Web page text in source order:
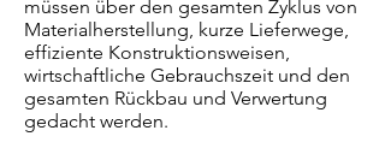
müssen über den gesamten Zyklus von
Materialherstellung, kurze Lieferwege,
effiziente Konstruktionsweisen,
wirtschaftliche Gebrauchszeit und den
gesamten Rückbau und Verwertung
gedacht werden.